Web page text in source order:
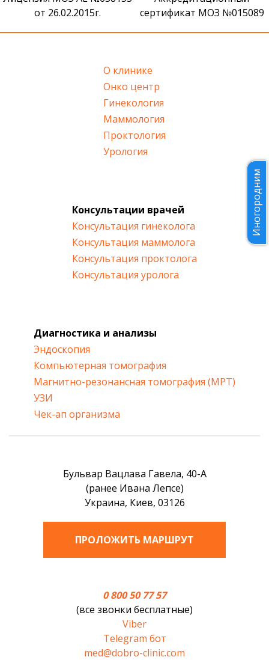
от 26.02.2015г.
сертификат МОЗ №015089
О клинике
Онко центр
Гинекология
Маммология
Проктология
Урология
Консультации врачей
Консультация гинеколога
Консультация маммолога
Консультация проктолога
Консультация уролога
Диагностика и анализы
Эндоскопия
Компьютерная томография
Магнитно-резонансная томография (МРТ)
УЗИ
Чек-ап организма
Бульвар Вацлава Гавела, 40-А
(ранее Ивана Лепсе)
Украина, Киев, 03126
ПРОЛОЖИТЬ МАРШРУТ
0 800 50 77 57
(все звонки бесплатные)
Viber
Telegram бот
med@dobro-clinic.com
Иногородним